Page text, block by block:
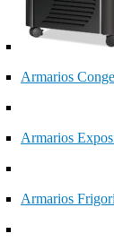
Armarios
Armarios
Armarios